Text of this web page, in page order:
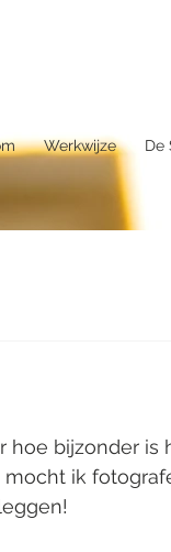
Werkwijze De
hoe bijzonder is
ik